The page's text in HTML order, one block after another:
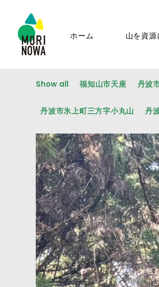
ホーム 山を資源
Show all 福知山市天座 丹波
丹波市氷上町三方字小丸山 丹